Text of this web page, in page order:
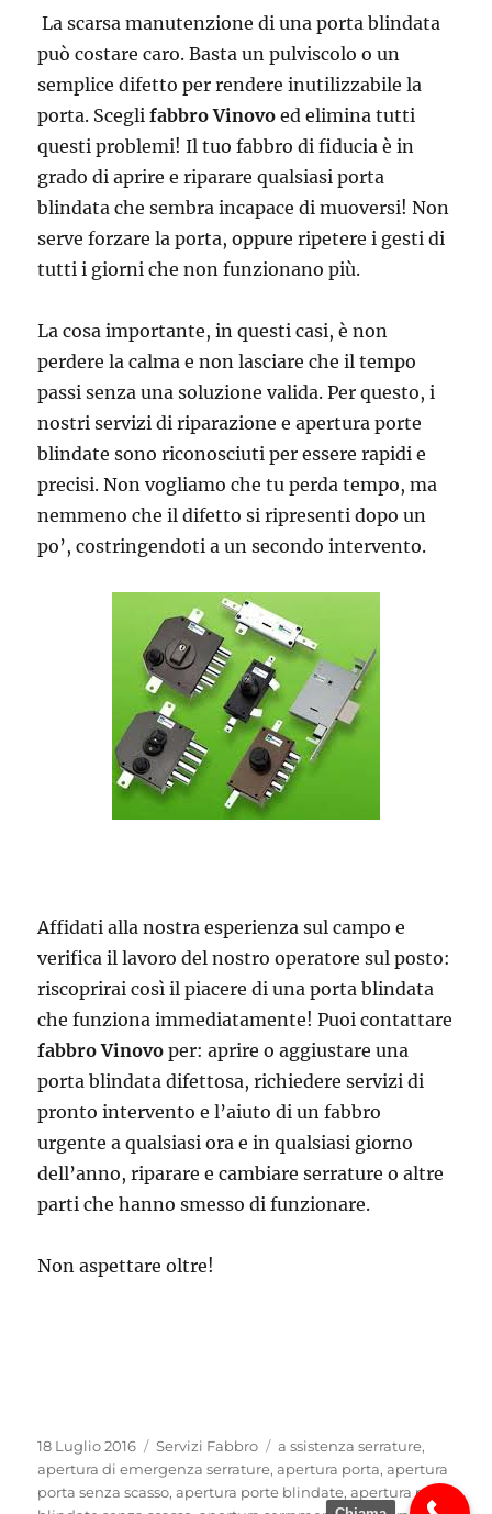
La scarsa manutenzione di una porta blindata
può costare caro. Basta un pulviscolo o un
semplice difetto per rendere inutilizzabile la
porta. Sceglifabbro Vinovo ed elimina tutti
questi problemi! Il tuo fabbro di fiducia è in
grado di aprire e riparare qualsiasi porta
blindata che sembra incapace di muoversi! Non
serve forzare la porta, oppure ripetere i gesti di
tutti i giorni che non funzionano più.
La cosa importante, in questi casi, è non
perdere la calma e non lasciare che il tempo
passi senza una soluzione valida. Per questo, i
nostri servizi di riparazione e apertura porte
blindate sono riconosciuti per essere rapidi e
precisi. Non vogliamo che tu perda tempo, ma
nemmeno che il difetto si ripresenti dopo un
po’, costringendoti a un secondo intervento.
Affidati alla nostra esperienza sul campo e
verifica il lavoro del nostro operatore sul posto:
riscoprirai così il piacere di una porta blindata
che funziona immediatamente! Puoi contattare
fabbro Vinovo per: aprire o aggiustare una
porta blindata difettosa, richiedere servizi di
pronto intervento e l’aiuto di un fabbro
urgente a qualsiasi ora e in qualsiasi giorno
dell’anno, riparare e cambiare serrature o altre
parti che hanno smesso di funzionare.
Non aspettare oltre!
Pubblicato
il
18 Luglio 2016 Categorie
Servizi Fabbro Tag
a ssistenza serrature,
apertura di emergenza serrature,apertura porta,apertura
porta senza scasso,apertura porte blindate,apertura porte